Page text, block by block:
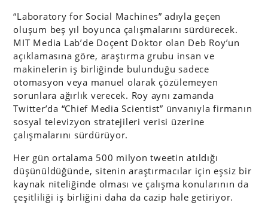
“Laboratory for Social Machines” adıyla geçen
oluşum beş yıl boyunca çalışmalarını sürdürecek.
MIT Media Lab’de Doçent Doktor olan Deb Roy’un
açıklamasına göre, araştırma grubu insan ve
makinelerin iş birliğinde bulunduğu sadece
otomasyon veya manuel olarak çözülemeyen
sorunlara ağırlık verecek. Roy aynı zamanda
Twitter’da “Chief Media Scientist” ünvanıyla firmanın
sosyal televizyon stratejileri verisi üzerine
çalışmalarını sürdürüyor.
Her gün ortalama 500 milyon tweetin atıldığı
düşünüldüğünde, sitenin araştırmacılar için eşsiz bir
kaynak niteliğinde olması ve çalışma konularının da
çeşitliliği iş birliğini daha da cazip hale getiriyor.